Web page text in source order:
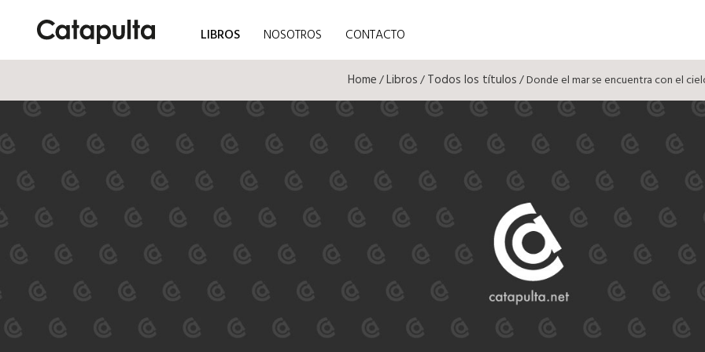
LIBROS NOSOTROS CONTACTO
Home/Libros/Todos los títulos/ Donde el mar se encuentra con el